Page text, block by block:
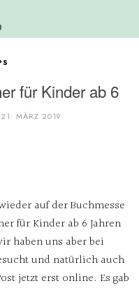
für Kinder ab 6
21. MÄRZ 2019
auf der Buchmesse
für Kinder ab 6 Jahren
haben uns aber bei
und natürlich auch
jetzt erst online. Es gab